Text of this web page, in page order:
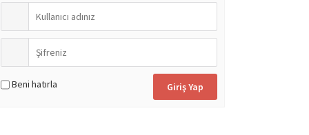
Beni hatırla